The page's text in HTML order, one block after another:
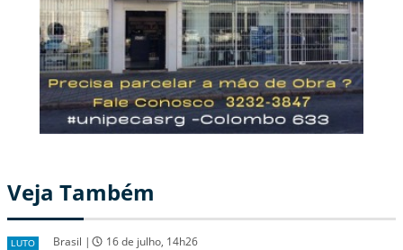
Veja Também
LUTO Brasil | 16 de julho, 14h26